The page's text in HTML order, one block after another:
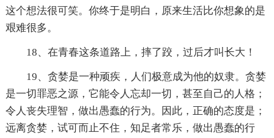
这个想法很可笑。你终于是明白，原来生活比你想象的是
艰难很多。
18、在青春这条道路上，摔了跤，过后才叫长大！
19、贪婪是一种顽疾，人们极意成为他的奴隶。贪婪
是一切罪恶之源，它能令人忘却一切，甚至自己的人格；
令人丧失理智，做出愚蠢的行为。因此，正确的态度是；
远离贪婪，试可而止不住，知足者常乐，做出愚蠢的行